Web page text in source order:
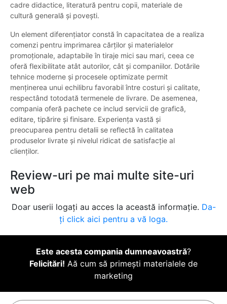
cadre didactice, literatură pentru copii, materiale de
cultură generală și povești.
Un element diferențiator constă în capacitatea de a realiza
comenzi pentru imprimarea cărților și materialelor
promoționale, adaptabile în tiraje mici sau mari, ceea ce
oferă flexibilitate atât autorilor, cât și companiilor. Dotările
tehnice moderne și procesele optimizate permit
menținerea unui echilibru favorabil între costuri și calitate,
respectând totodată termenele de livrare. De asemenea,
compania oferă pachete ce includ servicii de grafică,
editare, tipărire și finisare. Experiența vastă și
preocuparea pentru detalii se reflectă în calitatea
produselor livrate și nivelul ridicat de satisfacție al
clienților.
Review-uri pe mai multe site-uri
web
Doar userii logați au acces la această informație. Da-
ți click aici pentru a vă loga.
Este acesta compania dumneavoastră?
Felicitări! Aă cum să primești materialele de
marketing